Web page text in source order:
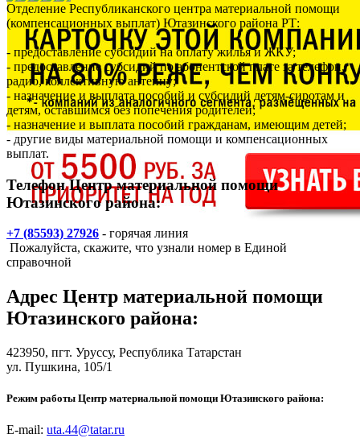
Отделение Республиканского центра материальной помощи
(компенсационных выплат) Ютазинского района РТ:
- предоставление субсидий на оплату жилья и ЖКУ;
- предоставление субсидий по абонентской плате за телефон,
радио, коллективную антенну;
- назначение и выплата пособий и субсидий детям-сиротам и
детям, оставшимся без попечения родителей;
- назначение и выплата пособий гражданам, имеющим детей;
- другие виды материальной помощи и компенсационных
выплат.
Телефон Центр материальной помощи
Ютазинского района:
+7 (85593) 27926 - горячая линия
Пожалуйста, скажите, что узнали номер в Единой
справочной
Адрес Центр материальной помощи
Ютазинского района:
423950, пгт. Уруссу, Республика Татарстан
ул. Пушкина, 105/1
Режим работы Центр материальной помощи Ютазинского района:
E-mail: uta.44@tatar.ru